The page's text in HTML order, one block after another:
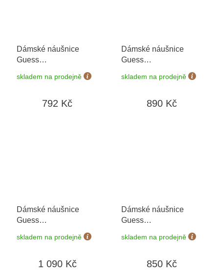
Dámské náušnice
Guess
JUBE05041JWRHT/U
skladem na prodejně
792 Kč
Dámské náušnice
Guess
JUBE05466JWRHT/U
skladem na prodejně
890 Kč
Dámské náušnice
Guess
JUBE05517JWRHT/U
skladem na prodejně
1 090 Kč
Dámské náušnice
Guess
JUBE06049JWRHT/U
skladem na prodejně
850 Kč